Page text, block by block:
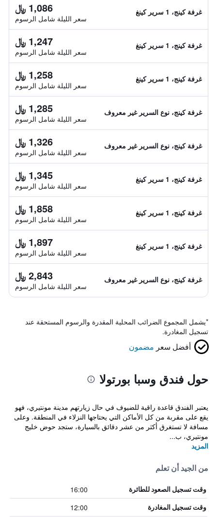
غرفة كينج، 1 سرير كينغ 1,086 ﷼
سعر الليلة شامل الرسوم
غرفة كينج، 1 سرير كينغ 1,247 ﷼
سعر الليلة شامل الرسوم
غرفة كينج، 1 سرير كينغ 1,258 ﷼
سعر الليلة شامل الرسوم
غرفة كينج، نوع السرير غير معروف 1,285 ﷼
سعر الليلة شامل الرسوم
غرفة كينج، نوع السرير غير معروف 1,326 ﷼
سعر الليلة شامل الرسوم
غرفة كينج، 1 سرير كينغ 1,345 ﷼
سعر الليلة شامل الرسوم
غرفة كينج، 1 سرير كينغ 1,858 ﷼
سعر الليلة شامل الرسوم
غرفة كينج، 1 سرير كينغ 1,897 ﷼
سعر الليلة شامل الرسوم
غرفة كينج، نوع السرير غير معروف 2,843 ﷼
سعر الليلة شامل الرسوم
*يشمل المجموع الضرائب المحلية المقدرة والرسوم المستحقة عند
تسجيل المغادرة.
أفضل سعر مضمون
حول فندق وسبا بورتولا
يعتبر الفندق قاعدة راقية للضيوف في حال زيارتهم مدينة مونتيري، فهو
يقع على مقربة من كل الأماكن التي يحتاجها النزلاء في المنطقة. وعلى
مسافة لا تستغرق أكثر من عشر دقائق بالسيارة، ستجد حوض خليج
مونتيري، ب...
المزيد
من الجيد أن تعلم
وقت تسجيل الصعود للطائرة 16:00
وقت تسجيل المغادرة 12:00